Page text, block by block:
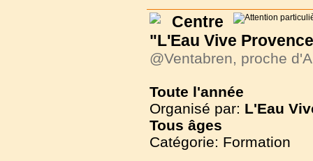
Centre
"L'Eau Vive
@Ventabren, proche
Toute l'année
Organisé par: L'Eau
Tous âges
Catégorie: Formation